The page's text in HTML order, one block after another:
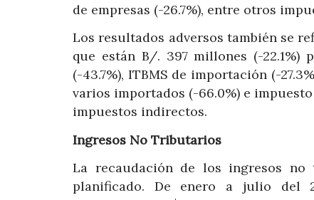
de empresas (-26.7%), entre otros
Los resultados adversos también se
que están B/. 397 millones (-
(-43.7%), ITBMS de importación (-
varios importados (-66.0%) e
impuestos indirectos.
Ingresos No Tributarios
La recaudación de los ingresos
planificado. De enero a julio del